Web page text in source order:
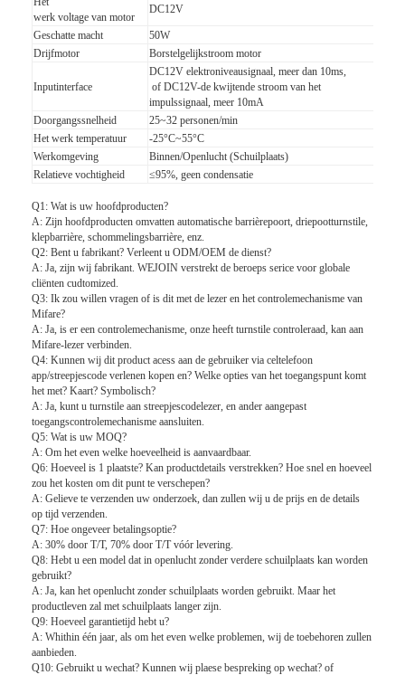
Over ons
Fabriekstocht
Kwaliteitscontrole
Nieuws
Gevallen
Ga Nu Praten.
tourniquet barrière poort
Parkeren Barrier Gate
Automatische slagboom
Tolpoortbarrière
Boom barrière Gate
de poort van de parkeerterreinbarrière
Statief tourniquet Gate
Advertentiebelemmering
De Poort van de de niet-lentebarrière
Toegangsbeheerturnstile Poort
werk voltage van motor
DC12V
Geschatte macht
50W
Drijfmotor
Borstelgelijkstroom motor
Inputinterface
DC12V elektroniveausignaal, meer dan 10ms,
of DC12V-de kwijtende stroom van het
impulssignaal, meer 10mA
Doorgangssnelheid
25~32 personen/min
Het werk temperatuur
-25°C~55°C
Werkomgeving
Binnen/Openlucht (Schuilplaats)
Relatieve vochtigheid
≤95%, geen condensatie
Q1: Wat is uw hoofdproducten?
A: Zijn hoofdproducten omvatten automatische barrièrepoort, driepootturnstile,
klepbarrière, schommelingsbarrière, enz.
Q2: Bent u fabrikant? Verleent u ODM/OEM de dienst?
A: Ja, zijn wij fabrikant. WEJOIN verstrekt de beroeps serice voor globale
cliënten cudtomized.
Q3: Ik zou willen vragen of is dit met de lezer en het controlemechanisme van
Mifare?
A: Ja, is er een controlemechanisme, onze heeft turnstile controleraad, kan aan
Mifare-lezer verbinden.
Q4: Kunnen wij dit product acess aan de gebruiker via celtelefoon
app/streepjescode verlenen kopen en? Welke opties van het toegangspunt komt
het met? Kaart? Symbolisch?
A: Ja, kunt u turnstile aan streepjescodelezer, en ander aangepast
toegangscontrolemechanisme aansluiten.
Q5: Wat is uw MOQ?
A: Om het even welke hoeveelheid is aanvaardbaar.
Q6: Hoeveel is 1 plaatste? Kan productdetails verstrekken? Hoe snel en hoeveel
zou het kosten om dit punt te verschepen?
A: Gelieve te verzenden uw onderzoek, dan zullen wij u de prijs en de details
op tijd verzenden.
Q7: Hoe ongeveer betalingsoptie?
A: 30% door T/T, 70% door T/T vóór levering.
Q8: Hebt u een model dat in openlucht zonder verdere schuilplaats kan worden
gebruikt?
A: Ja, kan het openlucht zonder schuilplaats worden gebruikt. Maar het
productleven zal met schuilplaats langer zijn.
Q9: Hoeveel garantietijd hebt u?
A: Whithin één jaar, als om het even welke problemen, wij de toebehoren zullen
aanbieden.
Q10: Gebruikt u wechat? Kunnen wij plaese bespreking op wechat? of